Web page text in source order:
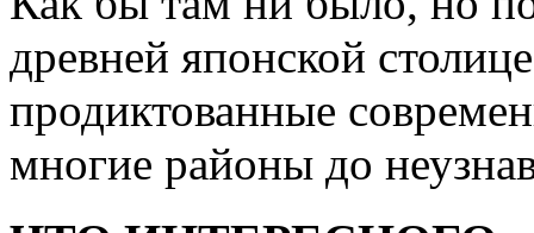
древней японской
продиктованные
многие районы до